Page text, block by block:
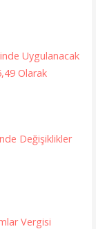
Uygulanacak
Olarak
Değişiklikler
Vergisi